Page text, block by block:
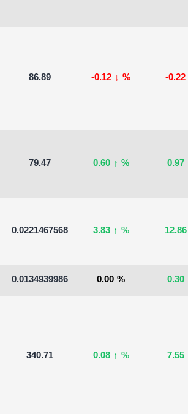
86.89 -0.12 ↓ % -0.22
79.47 0.60 ↑ % 0.97
0.0221467568 3.83 ↑ % 12.86
0.0134939986 0.00% 0.30
340.71 0.08 ↑ % 7.55